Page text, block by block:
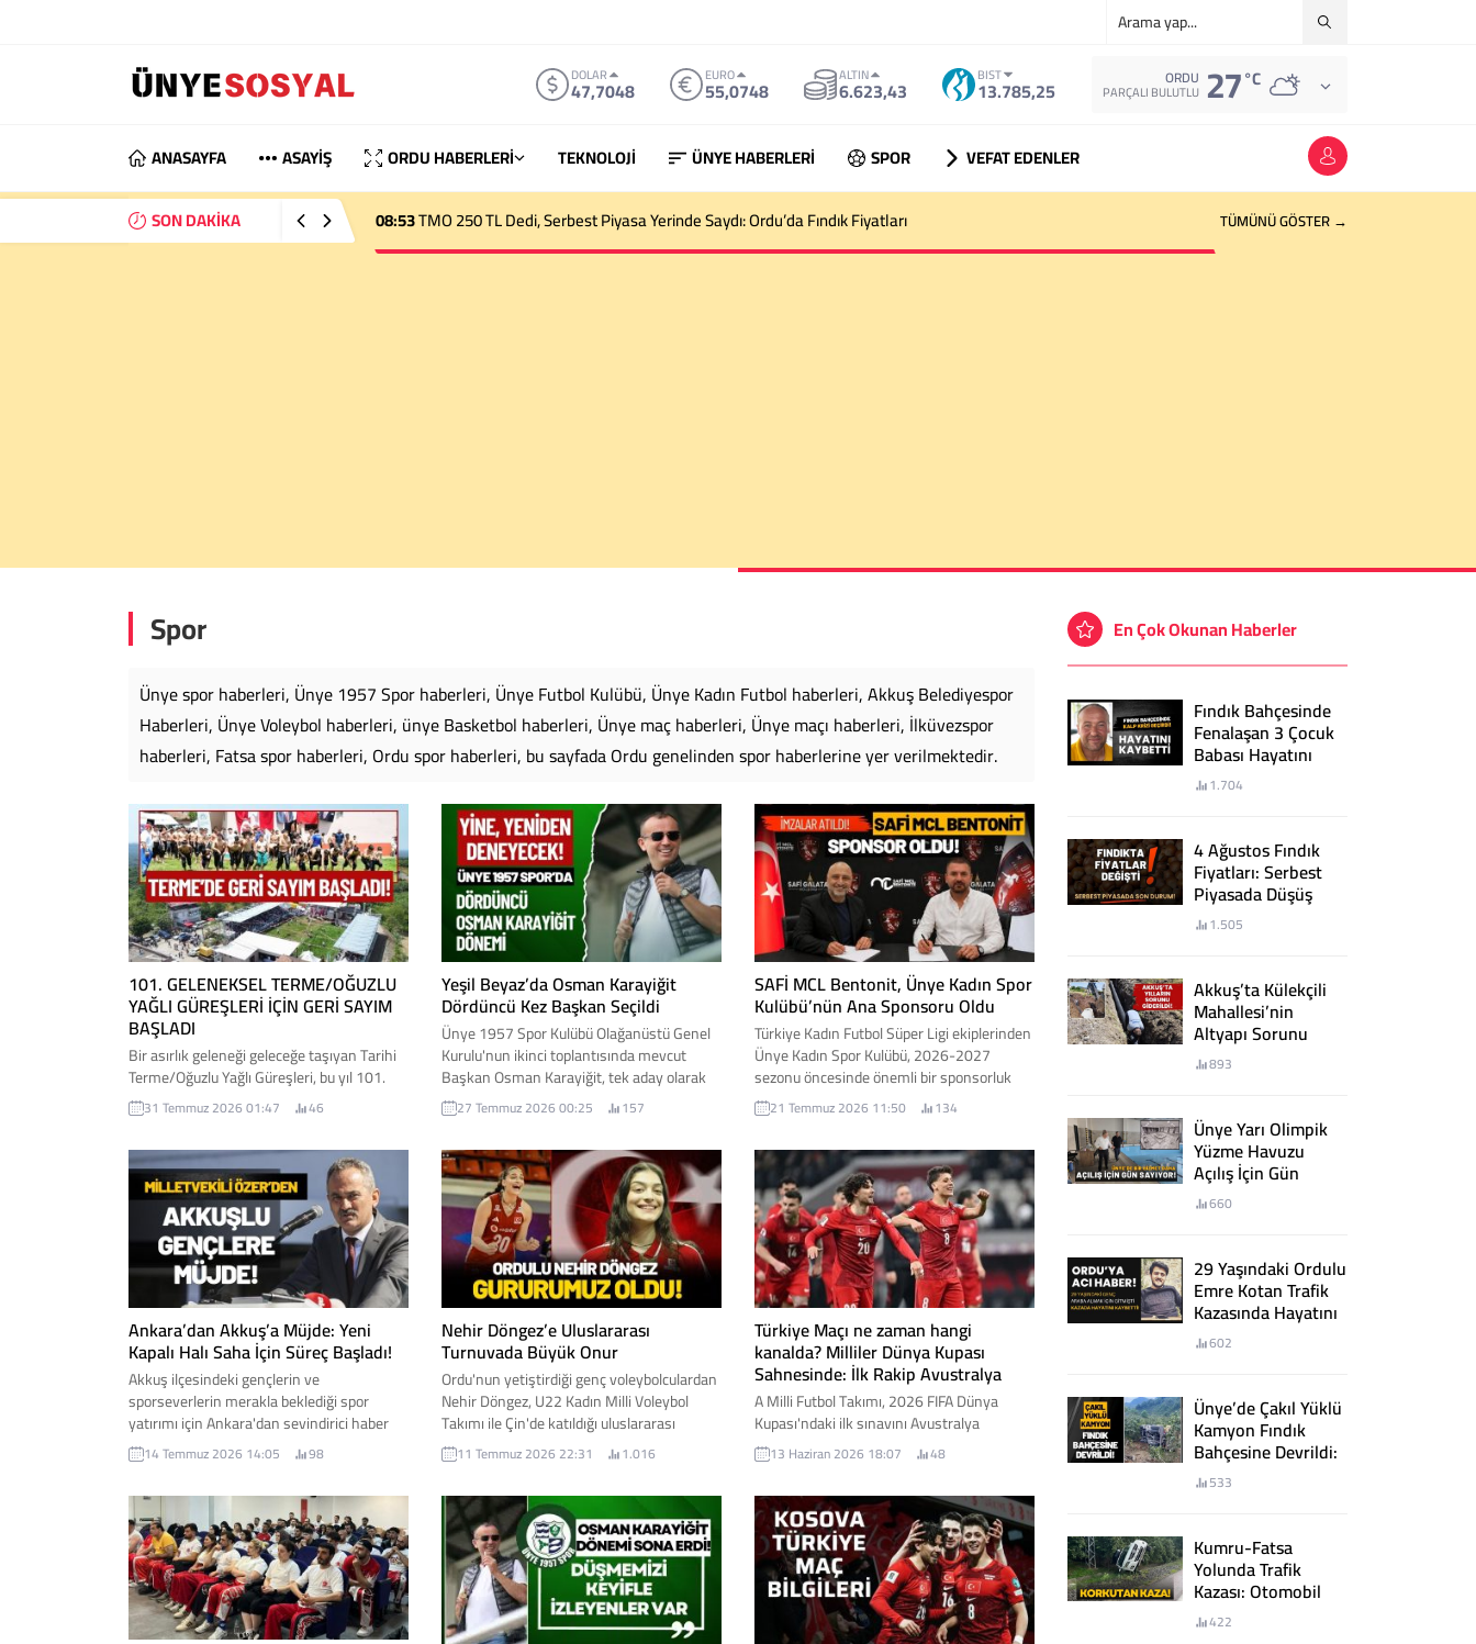
DOLAR
47,7048 EURO
55,0748 ALTIN
6.623,43 BIST
13.785,25 ORDU
PARÇALI BULUTLU 27°C
ANASAYFA ASAYİŞ ORDU HABERLERİ TEKNOLOJİ ÜNYE HABERLERİ SPOR
VEFAT EDENLER
SON DAKİKA
22:36TMO 2026 Fındık Alım Fiyatını Açıkladı: Üreticinin Beklentisi Karşılanmadı TÜMÜNÜ GÖSTER →
Spor
Ünye spor haberleri, Ünye 1957 Spor haberleri, Ünye Futbol Kulübü, Ünye Kadın Futbol haberleri, Akkuş Belediyespor
Haberleri, Ünye Voleybol haberleri, ünye Basketbol haberleri, Ünye maç haberleri, Ünye maçı haberleri, İlküvezspor
haberleri, Fatsa spor haberleri, Ordu spor haberleri, bu sayfada Ordu genelinden spor haberlerine yer verilmektedir.
101. GELENEKSEL TERME/OĞUZLU
YAĞLI GÜREŞLERİ İÇİN GERİ SAYIM
BAŞLADI
Bir asırlık geleneği geleceğe taşıyan Tarihi
Terme/Oğuzlu Yağlı Güreşleri, bu yıl 101.
kez güreşseverlerle buluşuyor. Terme
Belediyesi'nin ev sahipliğinde düzenlenecek
organizasyon, 2 Ağustos 2026 Pazar günü
ata sporunun en seçkin isimlerini Terme
Oğuzlu-Hasan Gemici Spor Kompleksi'nde
bir araya getirecek. İşte detaylar...
31 Temmuz 2026 01:47 46
Yeşil Beyaz’da Osman Karayiğit
Dördüncü Kez Başkan Seçildi
Ünye 1957 Spor Kulübü Olağanüstü Genel
Kurulu'nun ikinci toplantısında mevcut
Başkan Osman Karayiğit, tek aday olarak
katıldığı seçimde üyelerin oy birliğiyle
yeniden başkanlığa seçildi. Karayiğit,
böylece kulüp tarihinde üst üste dördüncü
kez başkanlık görevini üstlenerek güven
tazeledi.
27 Temmuz 2026 00:25 157
SAFİ MCL Bentonit, Ünye Kadın Spor
Kulübü’nün Ana Sponsoru Oldu
Türkiye Kadın Futbol Süper Ligi ekiplerinden
Ünye Kadın Spor Kulübü, 2026-2027
sezonu öncesinde önemli bir sponsorluk
anlaşmasına imza attı. Kulüpten yapılan
açıklamaya göre, Safi Galata Holding
bünyesinde faaliyet gösteren SAFİ MCL
Bentonit, yeni sezonda kulübün ana
sponsoru, isim sponsoru ve forma
sponsoru oldu. İşte detaylar...
21 Temmuz 2026 11:50 134
Ankara’dan Akkuş’a Müjde: Yeni
Kapalı Halı Saha İçin Süreç Başladı!
Akkuş ilçesindeki gençlerin ve
sporseverlerin merakla beklediği spor
yatırımı için Ankara'dan sevindirici haber
geldi. Önceki Dönem Milli Eğitim Bakanı ve
AK Parti Ordu Milletvekili Prof. Dr. Mahmut
Özer, ilçeye yeni bir kapalı halı saha
kazandırılacağını duyurdu.
14 Temmuz 2026 14:05 98
Nehir Döngez’e Uluslararası
Turnuvada Büyük Onur
Ordu'nun yetiştirdiği genç voleybolculardan
Nehir Döngez, U22 Kadın Milli Voleybol
Takımı ile Çin'de katıldığı uluslararası
turnuvada gösterdiği başarılı performansla
turnuvanın "En İyi Pasör Çaprazı" ödülünün
sahibi oldu.
11 Temmuz 2026 22:31 1.016
Türkiye Maçı ne zaman hangi
kanalda? Milliler Dünya Kupası
Sahnesinde: İlk Rakip Avustralya
A Milli Futbol Takımı, 2026 FIFA Dünya
Kupası'ndaki ilk sınavını Avustralya
karşısında verecek. 24 yıllık Dünya Kupası
özlemine son veren Ay-Yıldızlılar, D
Grubu'ndaki açılış maçında Kanada'nın
Vancouver kentinde sahaya çıkacak.
13 Haziran 2026 18:07 48
En Çok Okunan Haberler
Fındık Bahçesinde
Fenalaşan 3 Çocuk
Babası Hayatını
Kaybetti
1.704
4 Ağustos Fındık
Fiyatları: Serbest
Piyasada Düşüş
Sürüyor!
1.505
Akkuş’ta Külekçili
Mahallesi’nin
Altyapı Sorunu
Giderildi
893
Ünye Yarı Olimpik
Yüzme Havuzu
Açılış İçin Gün
Sayıyor
660
29 Yaşındaki Ordulu
Emre Kotan Trafik
Kazasında Hayatını
Kaybetti
602
Ünye’de Çakıl Yüklü
Kamyon Fındık
Bahçesine Devrildi:
2 Yaralı
533
Kumru-Fatsa
Yolunda Trafik
Kazası: Otomobil
Şarampole Devrildi
422